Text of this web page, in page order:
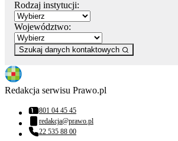
Rodzaj instytucji:
Województwo:
Szukaj danych kontaktowych
Redakcja serwisu Prawo.pl
Numer telefonu:
801 04 45 45
Adres email:
redakcja@prawo.pl
Numer telefonu:
22 535 88 00